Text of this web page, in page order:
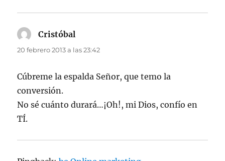
Cristóbal
20 febrero 2013 a las 23:42
Cúbreme la espalda Señor, que temo la
conversión.
No sé cuánto durará…¡Oh!, mi Dios, confío en
TÍ.